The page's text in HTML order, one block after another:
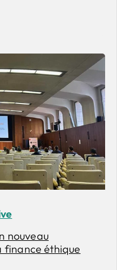
nouveau
finance éthique